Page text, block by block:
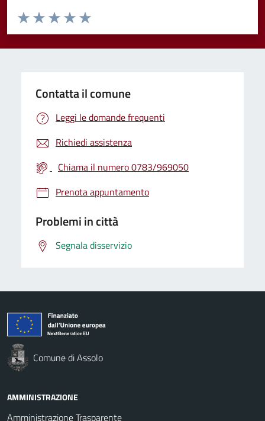
Valuta da 1 a 5 stelle la pagina
Valuta 5 stelle su 5
Valuta 4 stelle su 5
Valuta 3 stelle su 5
Valuta 2 stelle su 5
Valuta 1 stelle su 5
Contatta il comune
Leggi le domande frequenti
Richiedi assistenza
Chiama il numero 0783/969050
Prenota appuntamento
Problemi in città
Segnala disservizio
Comune di Assolo
AMMINISTRAZIONE
Amministrazione Trasparente